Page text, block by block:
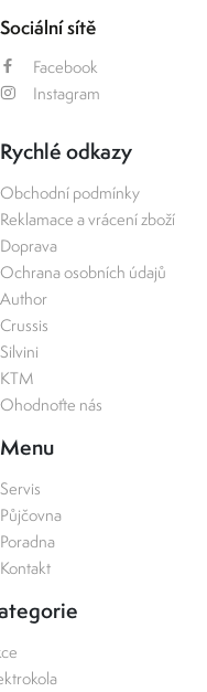
Sociální sítě
Facebook
Instagram
Rychlé odkazy
Obchodní podmínky
Reklamace a vrácení zboží
Doprava
Ochrana osobních údajů
Author
Crussis
Silvini
KTM
Ohodnoťte nás
Menu
Servis
Půjčovna
Poradna
Kontakt